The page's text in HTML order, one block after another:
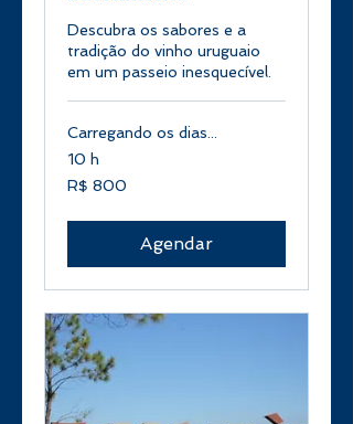
Descubra os sabores e a
tradição do vinho uruguaio
em um passeio inesquecível.
Carregando os dias...
10 h
800
Reais
R$ 800
Agendar